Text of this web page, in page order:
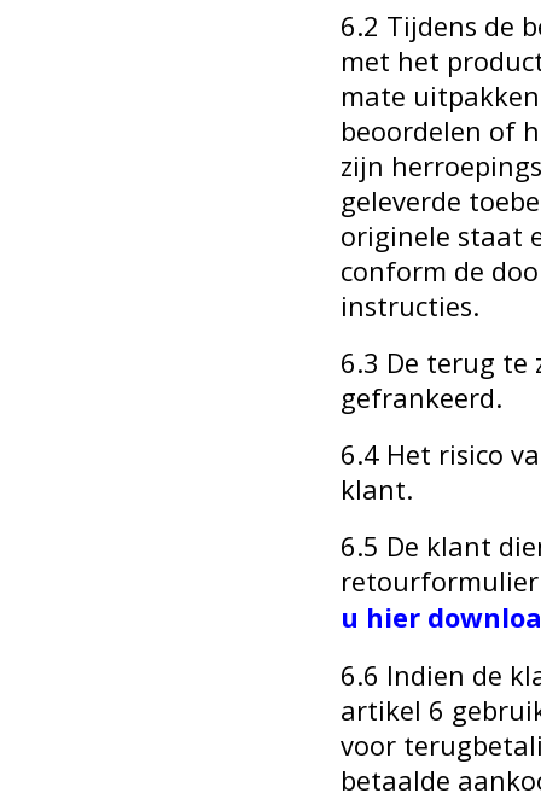
6.2 Tijdens de
met het
mate
beoordelen of
zijn
geleverde
originele staat
conform de
instructies.
6.3 De terug te
gefrankeerd.
6.4 Het risico
klant.
6.5 De klant
u hier
6.6 Indien de
artikel 6
voor
betaalde